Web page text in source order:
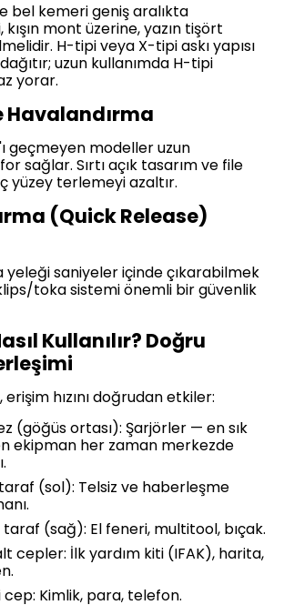
bel kemeri geniş aralıkta
mont üzerine, yazın tişört
H-tipi veya X-tipi askı yapısı
uzun kullanımda H-tipi
yorar.
Havalandırma
geçmeyen modeller uzun
sağlar. Sırtı açık tasarım ve file
yüzey terlemeyi azaltır.
(Quick Release)
saniyeler içinde çıkarabilmek
klips/toka sistemi önemli bir güvenlik
Kullanılır? Doğru
hızını doğrudan etkiler:
(göğüs ortası): Şarjörler — en sık
ekipman her zaman merkezde
taraf (sol): Telsiz ve haberleşme
taraf (sağ): El feneri, multitool, bıçak.
cepler: İlk yardım kiti (IFAK), harita,
cep: Kimlik, para, telefon.